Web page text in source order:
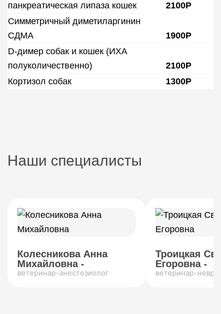
панкреатическая липаза кошек
2100Р
Симметричный диметиларгинин
СДМА
1900Р
D-димер собак и кошек (ИХА
полуколичественно)
2100Р
Кортизол собак
1300Р
Наши специалисты
Колесникова Анна
Михайловна -
ветеринар-анестезиолог
Троицкая
Егоровна -
ветеринар-